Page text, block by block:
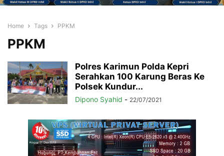
Home Tags PPKM
PPKM
Polres Karimun Polda Kepri
Serahkan 100 Karung Beras Ke
Polsek Kundur...
Dipono Syahid - 22/07/2021